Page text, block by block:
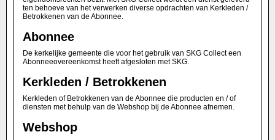
ten behoeve van het verwerken diverse opdrachten van Kerkleden /
Betrokkenen van de Abonnee.
Abonnee
De kerkelijke gemeente die voor het gebruik van SKG Collect een
Abonneeovereenkomst heeft afgesloten met SKG.
Kerkleden / Betrokkenen
Kerkleden of Betrokkenen van de Abonnee die producten en / of
diensten met behulp van de Webshop bij de Abonnee afnemen.
Webshop